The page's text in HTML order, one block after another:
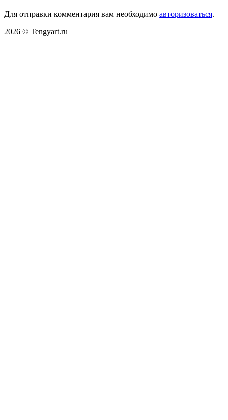
Для отправки комментария вам необходимо авторизоваться.
2026 © Tengyart.ru